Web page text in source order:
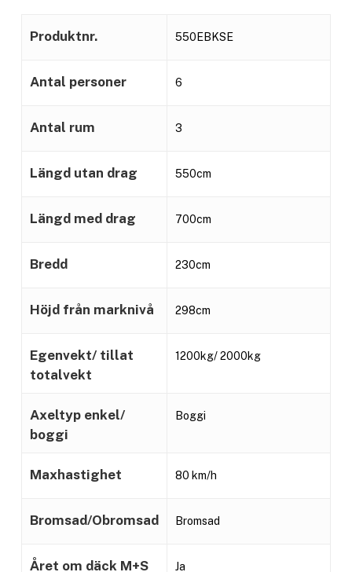
Produktnr. 550EBKSE
Antal personer 6
Antal rum 3
Längd utan drag 550cm
Längd med drag 700cm
Bredd 230cm
Höjd från marknivå 298cm
Egenvekt/ tillat
totalvekt
1200kg/ 2000kg
Axeltyp enkel/
boggi
Boggi
Maxhastighet 80 km/h
Bromsad/Obromsad Bromsad
Året om däck M+S Ja